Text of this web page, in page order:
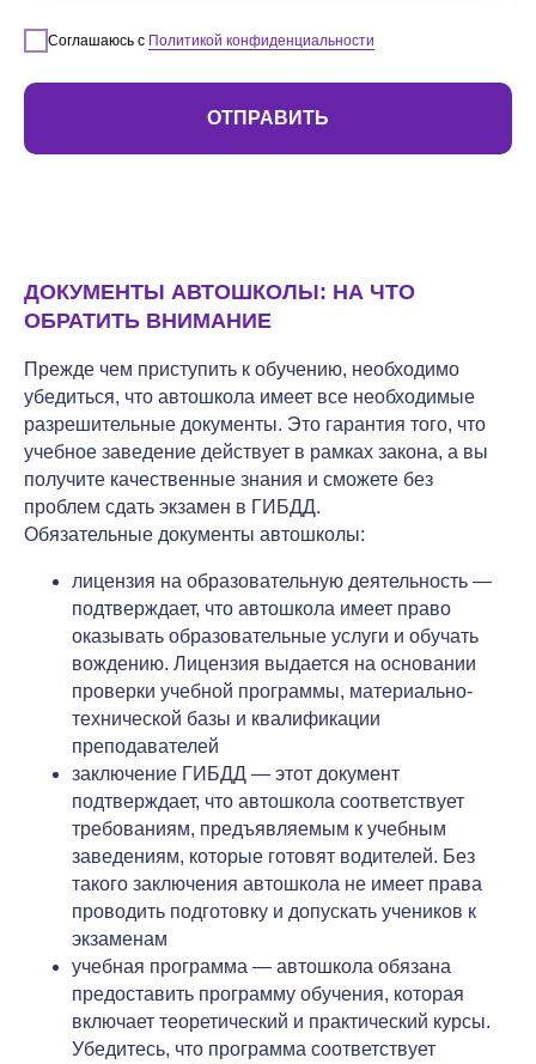
Соглашаюсь с Политикой конфиденциальности
ОТПРАВИТЬ
ДОКУМЕНТЫ АВТОШКОЛЫ: НА ЧТО
ОБРАТИТЬ ВНИМАНИЕ
Прежде чем приступить к обучению, необходимо
убедиться, что автошкола имеет все необходимые
разрешительные документы. Это гарантия того, что
учебное заведение действует в рамках закона, а вы
получите качественные знания и сможете без
проблем сдать экзамен в ГИБДД.
Обязательные документы автошколы:
лицензия на образовательную деятельность —
подтверждает, что автошкола имеет право
оказывать образовательные услуги и обучать
вождению. Лицензия выдается на основании
проверки учебной программы, материально-
технической базы и квалификации
преподавателей
заключение ГИБДД — этот документ
подтверждает, что автошкола соответствует
требованиям, предъявляемым к учебным
заведениям, которые готовят водителей. Без
такого заключения автошкола не имеет права
проводить подготовку и допускать учеников к
экзаменам
учебная программа — автошкола обязана
предоставить программу обучения, которая
включает теоретический и практический курсы.
Убедитесь, что программа соответствует